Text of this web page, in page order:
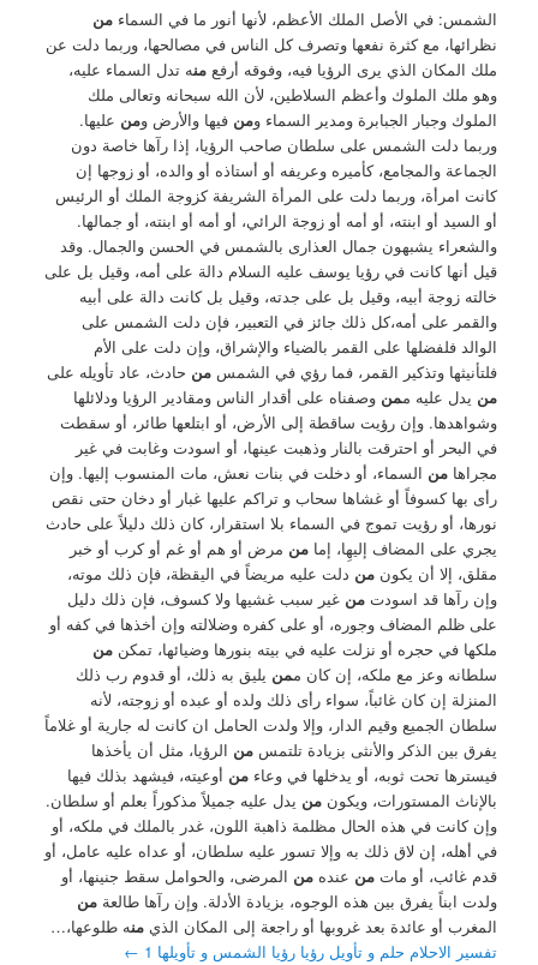
الشمس: في الأصل الملك الأعظم، لأنها أنور ما في السماءمن
نظرائها، مع كثرة نفعها وتصرف كل الناس في مصالحها، وربما دلت عن
ملك المكان الذي يرى الرؤيا فيه، وفوقه أرفعمنه تدل السماء عليه،
وهو ملك الملوك وأعظم السلاطين، لأن الله سبحانه وتعالى ملك
الملوك وجبار الجبابرة ومدير السماء ومن فيها والأرض ومن عليها.
وربما دلت الشمس على سلطان صاحب الرؤيا، إذا رآها خاصة دون
الجماعة والمجامع، كأميره وعريفه أو أستاذه أو والده، أو زوجها إن
كانت امرأة، وربما دلت على المرأة الشريفة كزوجة الملك أو الرئيس
أو السيد أو ابنته، أو أمه أو زوجة الرائي، أو أمه أو ابنته، أو جمالها.
والشعراء يشبهون جمال العذارى بالشمس في الحسن والجمال. وقد
قيل أنها كانت في رؤيا يوسف عليه السلام دالة على أمه، وقيل بل على
خالته زوجة أبيه، وقيل بل على جدته، وقيل بل كانت دالة على أبيه
والقمر على أمه،كل ذلك جائز في التعبير، فإن دلت الشمس على
الوالد فلفضلها على القمر بالضياء والإشراق، وإن دلت على الأم
فلتأنيثها وتذكير القمر، فما رؤي في الشمسمن حادث، عاد تأويله على
من يدل عليه ممن وصفناه على أقدار الناس ومقادير الرؤيا ودلائلها
وشواهدها. وإن رؤيت ساقطة إلى الأرض، أو ابتلعها طائر، أو سقطت
في البحر أو احترقت بالنار وذهبت عينها، أو اسودت وغابت في غير
مجراهامن السماء، أو دخلت في بنات نعش، مات المنسوب إليها. وإن
رأى بها كسوفاً أو غشاها سحاب و تراكم عليها غبار أو دخان حتى نقص
نورها، أو رؤيت تموج في السماء بلا استقرار، كان ذلك دليلاً على حادث
يجري على المضاف إليهِا، إمامن مرض أو هم أو غم أو كرب أو خبر
مقلق، إلا أن يكونمن دلت عليه مريضاً في اليقظة، فإن ذلك موته،
وإن رآها قد اسودتمن غير سبب غشيها ولا كسوف، فإن ذلك دليل
على ظلم المضاف وجوره، أو على كفره وضلالته وإن أخذها في كفه أو
ملكها في حجره أو نزلت عليه في بيته بنورها وضيائها، تمكنمن
سلطانه وعز مع ملكه، إن كان ممن يليق به ذلك، أو قدوم رب ذلك
المنزلة إن كان غائباً، سواء رأى ذلك ولده أو عبده أو زوجته، لأنه
سلطان الجميع وقيم الدار، وإلا ولدت الحامل ان كانت له جارية أو غلاماً
يفرق بين الذكر والأنثى بزيادة تلتمسمن الرؤيا، مثل أن يأخذها
فيسترها تحت ثوبه، أو يدخلها في وعاءمن أوعيته، فيشهد بذلك فيها
بالإناث المستورات، ويكونمن يدل عليه جميلاً مذكوراً بعلم أو سلطان.
وإن كانت في هذه الحال مظلمة ذاهبة اللون، غدر بالملك في ملكه، أو
في أهله، إن لاق ذلك به وإلا تسور عليه سلطان، أو عداه عليه عامل، أو
قدم غائب، أو ماتمن عندهمن المرضى، والحوامل سقط جنينها، أو
ولدت ابناً يفرق بين هذه الوجوه، بزيادة الأدلة. وإن رآها طالعةمن
المغرب أو عائدة بعد غروبها أو راجعة إلى المكان الذيمنه طلوعها،…
تفسير الاحلام حلم و تأويل رؤيا رؤيا الشمس و تأويلها 1
←